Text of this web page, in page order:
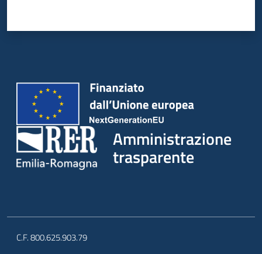
Amministrazione
trasparente
C.F. 800.625.903.79